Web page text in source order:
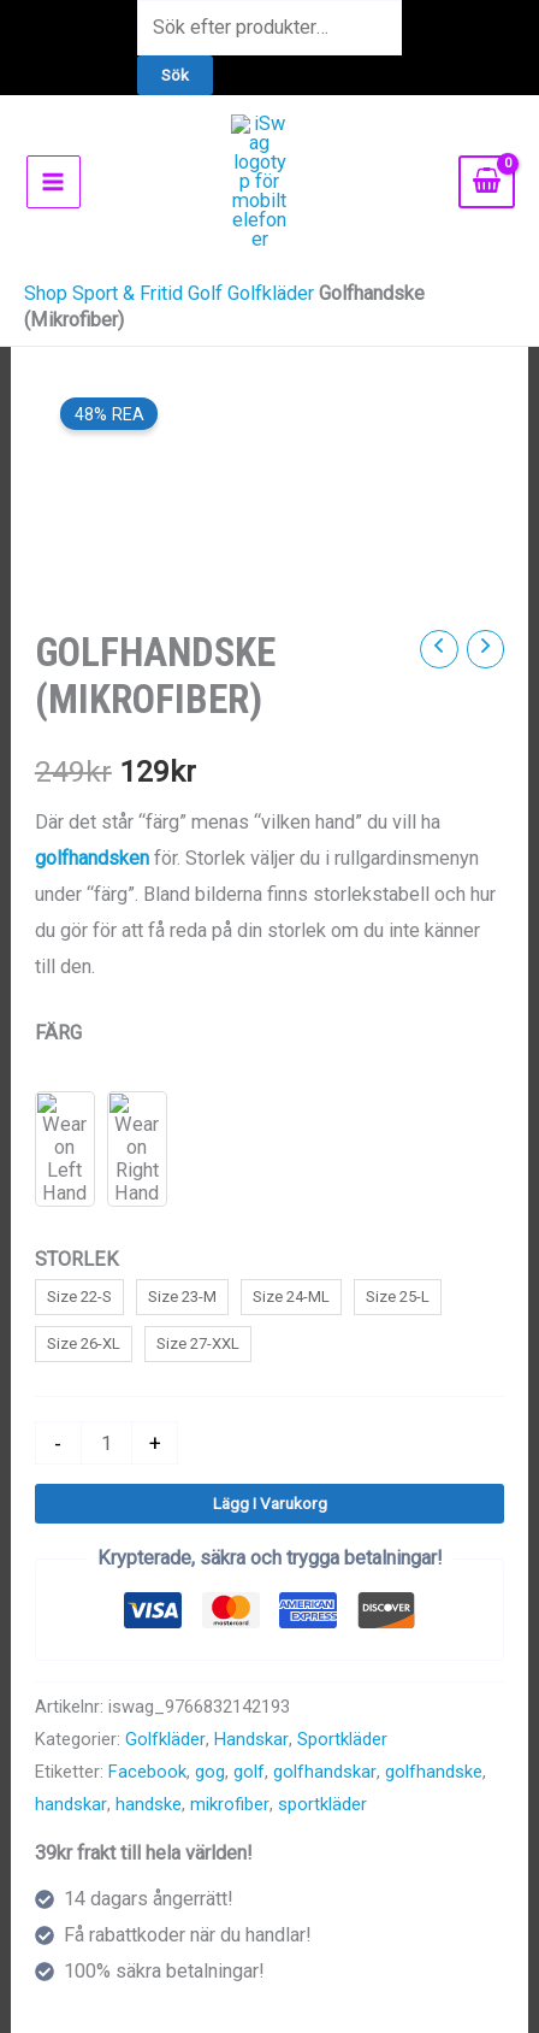
Products
search
Sök
Shop Sport & Fritid Golf Golfkläder Golfhandske
(Mikrofiber)
48% REA
GOLFHANDSKE
(MIKROFIBER)
249kr Det
ursprungliga
priset
var:
129krDet
nuvarande
priset
är:
Där det står “färg” menas “vilken hand” du vill ha
golfhandskenför. Storlek väljer du i rullgardinsmenyn
under “färg”. Bland bilderna finns storlekstabell och hur
du gör för att få reda på din storlek om du inte känner
till den.
FÄRG
STORLEK
Size 22-S Size 23-M Size 24-ML Size 25-L
Size 26-XL Size 27-XXL
-
Golfhandske
+
Lägg I Varukorg
Krypterade, säkra och trygga betalningar!
Artikelnr: iswag_9766832142193
Kategorier: Golfkläder, Handskar, Sportkläder
Etiketter: Facebook, gog, golf, golfhandskar, golfhandske,
handskar, handske, mikrofiber, sportkläder
39kr frakt till hela världen!
14 dagars ångerrätt!
Få rabattkoder när du handlar!
100% säkra betalningar!